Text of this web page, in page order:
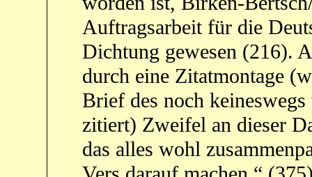
Auftragsarbeit für die
Dichtung gewesen (216).
durch eine Zitatmontage
Brief des noch
zitiert) Zweifel an dieser
das alles wohl